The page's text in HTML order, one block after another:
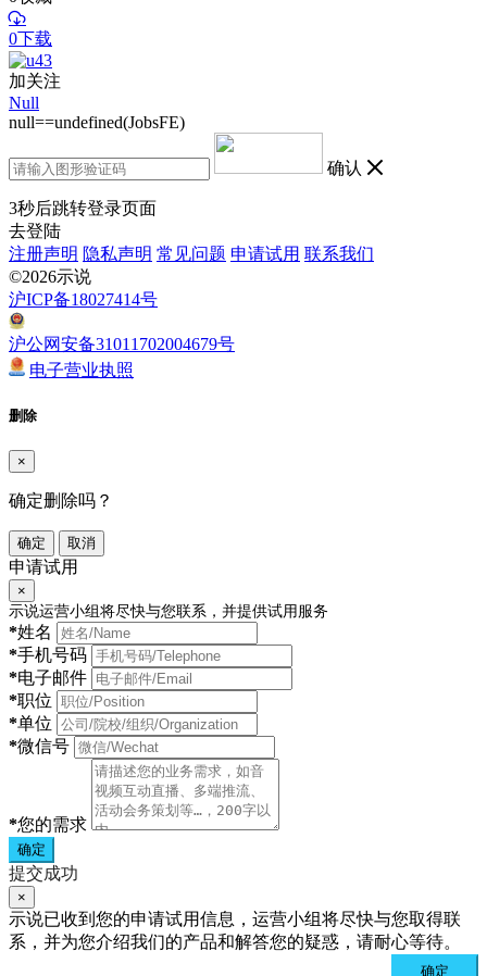
0下载
加关注
Null
null==undefined(JobsFE)
确认
3秒后跳转登录页面
去登陆
注册声明 隐私声明 常见问题 申请试用 联系我们
©2026示说
沪ICP备18027414号
沪公网安备31011702004679号
电子营业执照
删除
×
确定删除吗？
确定 取消
申请试用
×
示说运营小组将尽快与您联系，并提供试用服务
*姓名
*手机号码
*电子邮件
*职位
*单位
*微信号
*您的需求
确定
提交成功
×
示说已收到您的申请试用信息，运营小组将尽快与您取得联
系，并为您介绍我们的产品和解答您的疑惑，请耐心等待。
确定